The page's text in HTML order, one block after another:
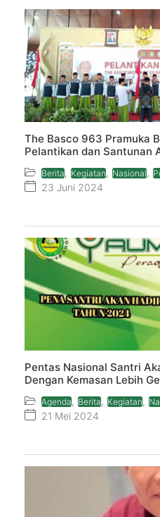
The Basco 963 Pramuka
Pelantikan dan Santunan
Berita , Kegiatan , Nasional ,
23 Juni 2024
Pentas Nasional Santri
Dengan Kemasan Lebih
Agenda , Berita , Kegiatan ,
21 Mei 2024